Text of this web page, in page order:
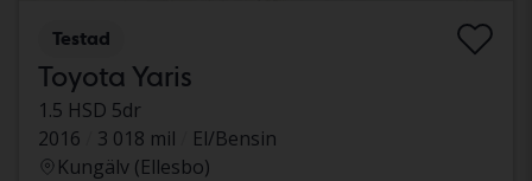
Testad
Toyota Yaris
1.5 HSD 5dr
2016
3 018 mil
El/Bensin
Kungälv (Ellesbo)